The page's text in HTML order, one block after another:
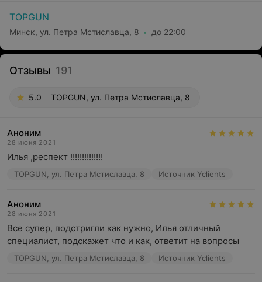
TOPGUN
Минск, ул. Петра Мстиславца, 8 до 22:00
Отзывы 191
5.0 TOPGUN, ул. Петра Мстиславца, 8
Аноним
28 июня 2021
Илья ,респект !!!!!!!!!!!!!!
TOPGUN, ул. Петра Мстиславца, 8 Источник Yclients
Аноним
28 июня 2021
Все супер, подстригли как нужно, Илья отличный
специалист, подскажет что и как, ответит на вопросы
TOPGUN, ул. Петра Мстиславца, 8 Источник Yclients